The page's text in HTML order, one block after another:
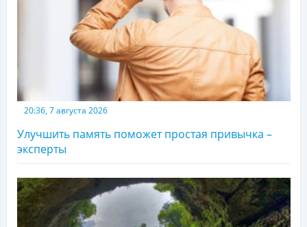
20:36, 7 августа 2026
Улучшить память поможет простая привычка –
эксперты